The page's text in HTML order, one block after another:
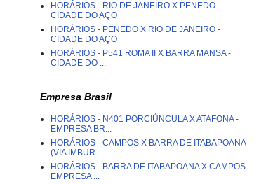
HORÁRIOS - RIO DE JANEIRO X PENEDO -
CIDADE DO AÇO
HORÁRIOS - PENEDO X RIO DE JANEIRO -
CIDADE DO AÇO
HORÁRIOS - P541 ROMA II X BARRA MANSA -
CIDADE DO ...
Empresa Brasil
HORÁRIOS - N401 PORCIÚNCULA X ATAFONA -
EMPRESA BR...
HORÁRIOS - CAMPOS X BARRA DE ITABAPOANA
(VIA IMBUR...
HORÁRIOS - BARRA DE ITABAPOANA X CAMPOS -
EMPRESA ...